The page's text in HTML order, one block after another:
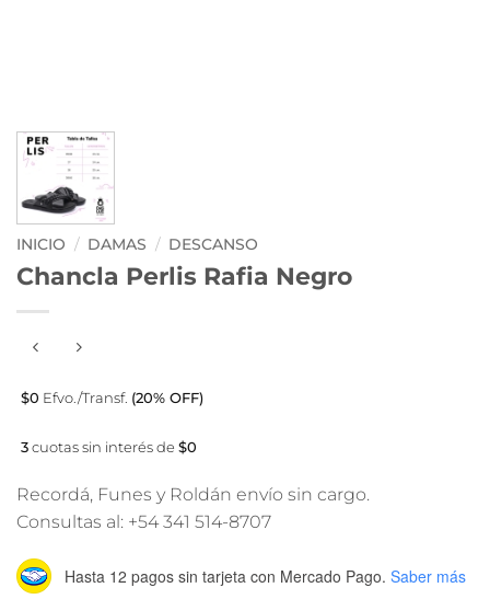
INICIO / DAMAS / DESCANSO
Chancla Perlis Rafia Negro
$0 Efvo./Transf. (20% OFF)
3cuotas sin interés de $0
Recordá, Funes y Roldán envío sin cargo.
Consultas al: +54 341 514-8707
Hasta 12 pagos sin tarjeta con Mercado Pago. Saber más